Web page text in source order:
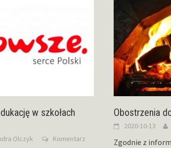
w szkołach
Olczyk Komentarz
Obostrzenia
2020-10-13
Zgodnie z